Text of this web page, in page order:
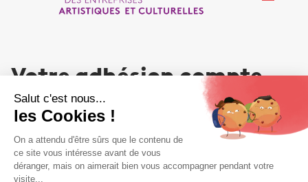
Votre adhésion compte
NOUS REJOINDRE